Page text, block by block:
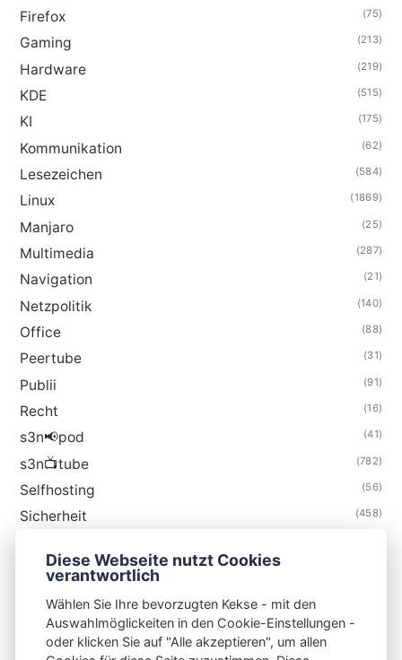
Firefox (75)
Gaming (213)
Hardware (219)
KDE (515)
KI (175)
Kommunikation (62)
Lesezeichen (584)
Linux (1869)
Manjaro (25)
Multimedia (287)
Navigation (21)
Netzpolitik (140)
Office (88)
Peertube (31)
Publii (91)
Recht (16)
s3n📢pod (41)
s3n📺tube (782)
Selfhosting (56)
Sicherheit (458)
Thunderbird
Diese Webseite nutzt Cookies
verantwortlich
Wählen Sie Ihre bevorzugten Kekse - mit den
Auswahlmöglickeiten in den Cookie-Einstellungen -
oder klicken Sie auf "Alle akzeptieren", um allen